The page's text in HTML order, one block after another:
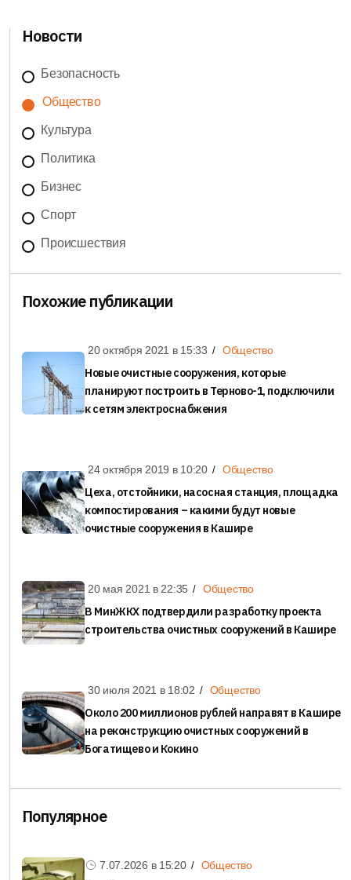
Новости
Безопасность
Общество
Культура
Политика
Бизнес
Спорт
Происшествия
Похожие публикации
20 октября 2021 в 15:33 Общество
Новые очистные сооружения, которые
планируют построить в Терново-1, подключили
к сетям электроснабжения
24 октября 2019 в 10:20 Общество
Цеха, отстойники, насосная станция, площадка
компостирования – какими будут новые
очистные сооружения в Кашире
20 мая 2021 в22:35 Общество
В МинЖКХ подтвердили разработку проекта
строительства очистных сооружений в Кашире
30 июля 2021 в 18:02 Общество
Около 200 миллионов рублей направят в Кашире
на реконструкцию очистных сооружений в
Богатищево и Кокино
Популярное
7.07.2026 в 15:20 Общество